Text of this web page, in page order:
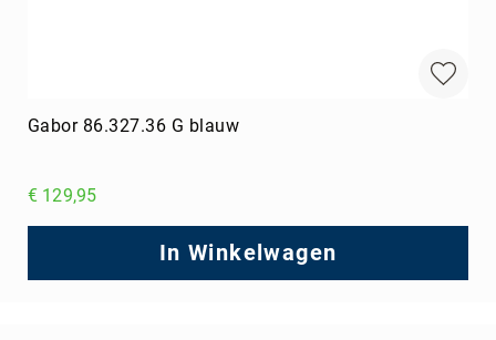
Gabor 86.327.36 G blauw
€ 129,95
In Winkelwagen